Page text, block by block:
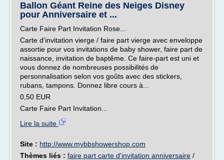
Ballon Géant Reine des Neiges Disney
pour Anniversaire et ...
Carte Faire Part Invitation Rose...
Carte d'invitation vierge / faire part vierge avec enveloppe
assortie pour vos invitations de baby shower, faire part de
naissance, invitation de baptême. Ce faire-part est uni et
vous donnez de nombreuses possibilités de
personnalisation selon vos goûts avec des stickers,
rubans, tampons. Donnez libre cours à...
0,50 EUR
Carte Faire Part Invitation...
Lire la suite
Site : http://www.mybbshowershop.com
Thèmes liés : faire part carte d'invitation anniversaire /